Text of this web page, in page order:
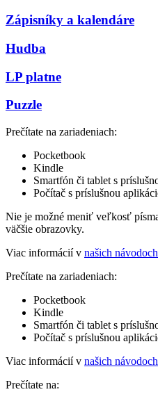
Zápisníky a kalendáre
Hudba
LP platne
Puzzle
Prečítate na zariadeniach:
Pocketbook
Kindle
Smartfón či tablet s
Počítač s príslušnou
Nie je možné meniť veľkosť
väčšie obrazovky.
Viac informácií v našich návodoch
Prečítate na zariadeniach:
Pocketbook
Kindle
Smartfón či tablet s
Počítač s príslušnou
Viac informácií v našich návodoch
Prečítate na: